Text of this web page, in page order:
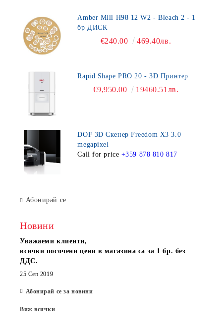
Amber Mill H98 12 W2 - Bleach 2 - 1
бр ДИСК
€240.00 469.40лв.
Rapid Shape PRO 20 - 3D Принтер
€9,950.00 19460.51лв.
DOF 3D Скенер Freedom X3 3.0
megapixel
Call for price +359 878 810 817
Абонирай се
Новини
Уважаеми клиенти,
всички посочени цени в магазина са за 1 бр. без
ДДС.
25 Сеп 2019
Абонирай се за новини
Виж всички